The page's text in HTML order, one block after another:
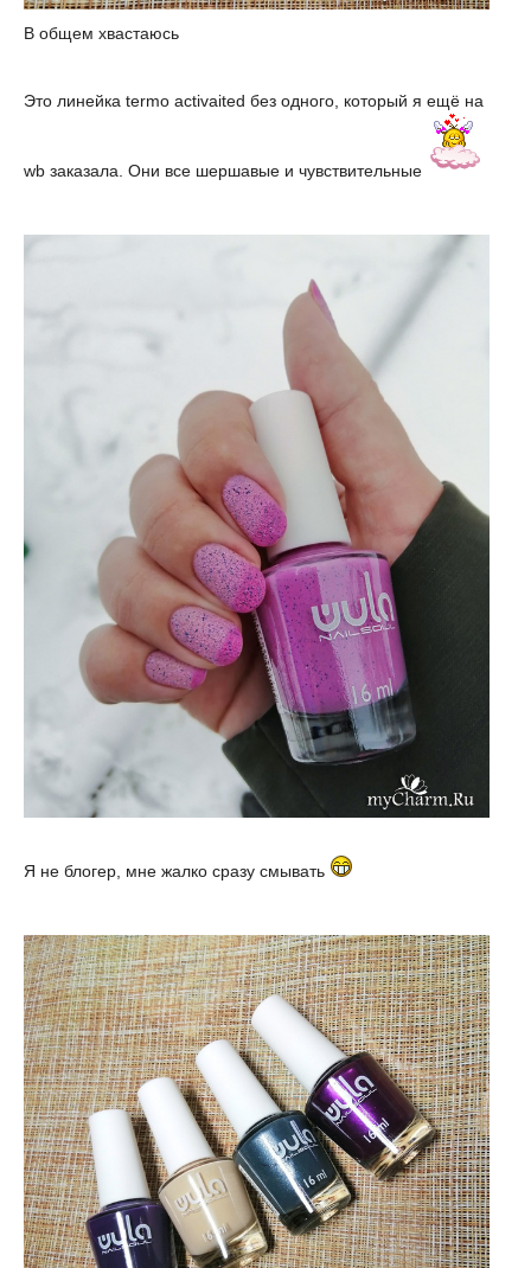
В общем хвастаюсь
Это линейка termo activaited без одного, который я ещё на
wb заказала. Они все шершавые и чувствительные
Я не блогер, мне жалко сразу смывать